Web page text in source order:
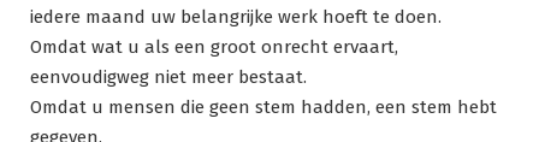
iedere maand uw belangrijke werk hoeft te doen.
Omdat wat u als een groot onrecht ervaart,
eenvoudigweg niet meer bestaat.
Omdat u mensen die geen stem hadden, een stem hebt
gegeven.